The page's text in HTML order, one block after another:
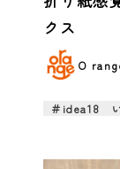
クス
O
＃idea18